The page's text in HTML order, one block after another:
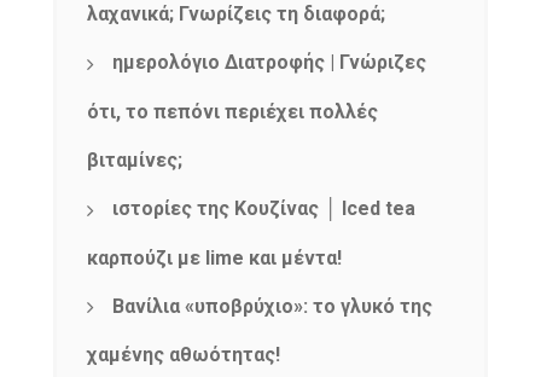
λαχανικά; Γνωρίζεις τη διαφορά;
ημερολόγιο Διατροφής | Γνώριζες
ότι, το πεπόνι περιέχει πολλές
βιταμίνες;
ιστορίες της Κουζίνας │ Iced tea
καρπούζι με lime και μέντα!
Βανίλια «υποβρύχιο»: το γλυκό της
χαμένης αθωότητας!